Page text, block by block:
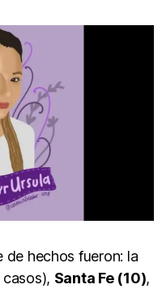
hechos fueron: la
Santa Fe (10),